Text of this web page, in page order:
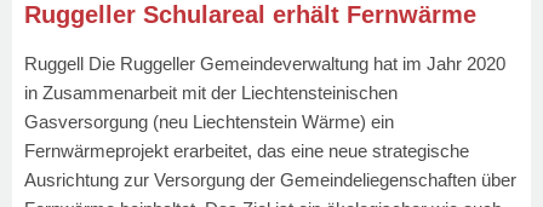
Ruggeller Schulareal erhält Fernwärme
Ruggell Die Ruggeller Gemeindeverwaltung hat im Jahr 2020
in Zusammenarbeit mit der Liechtensteinischen
Gasversorgung (neu Liechtenstein Wärme) ein
Fernwärmeprojekt erarbeitet, das eine neue strategische
Ausrichtung zur Versorgung der Gemeindeliegenschaften über